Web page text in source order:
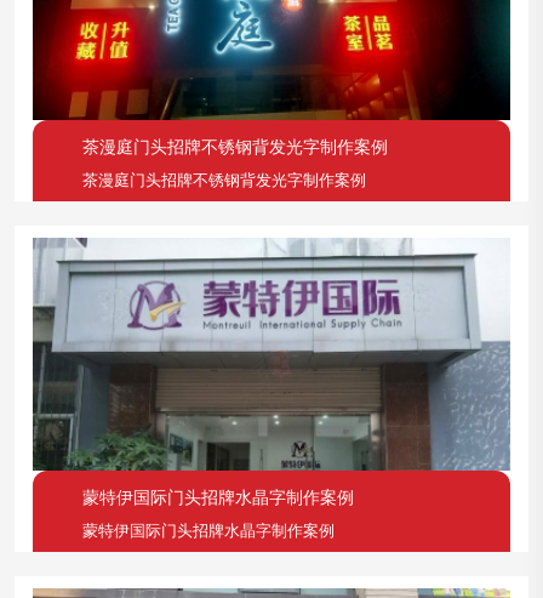
茶漫庭门头招牌不锈钢背发光字制作案例
茶漫庭门头招牌不锈钢背发光字制作案例
蒙特伊国际门头招牌水晶字制作案例
蒙特伊国际门头招牌水晶字制作案例